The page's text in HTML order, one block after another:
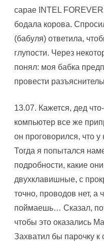
сарае INTEL
бодала корова.
(бабуля) ответила,
глупости. Через
понял: моя бабка
провести
13.07. Кажется, дед
компьютер все же
он проговорился, что
Тогда я попытался
подробности, какие
двухклавишные, с
точно, проводов нет, а
поймаешь… Сказал,
чтобы это оказались
Захватил бы парочку к